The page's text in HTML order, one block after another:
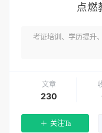
点燃
考证培训、学历提升
文章
230
关注Ta